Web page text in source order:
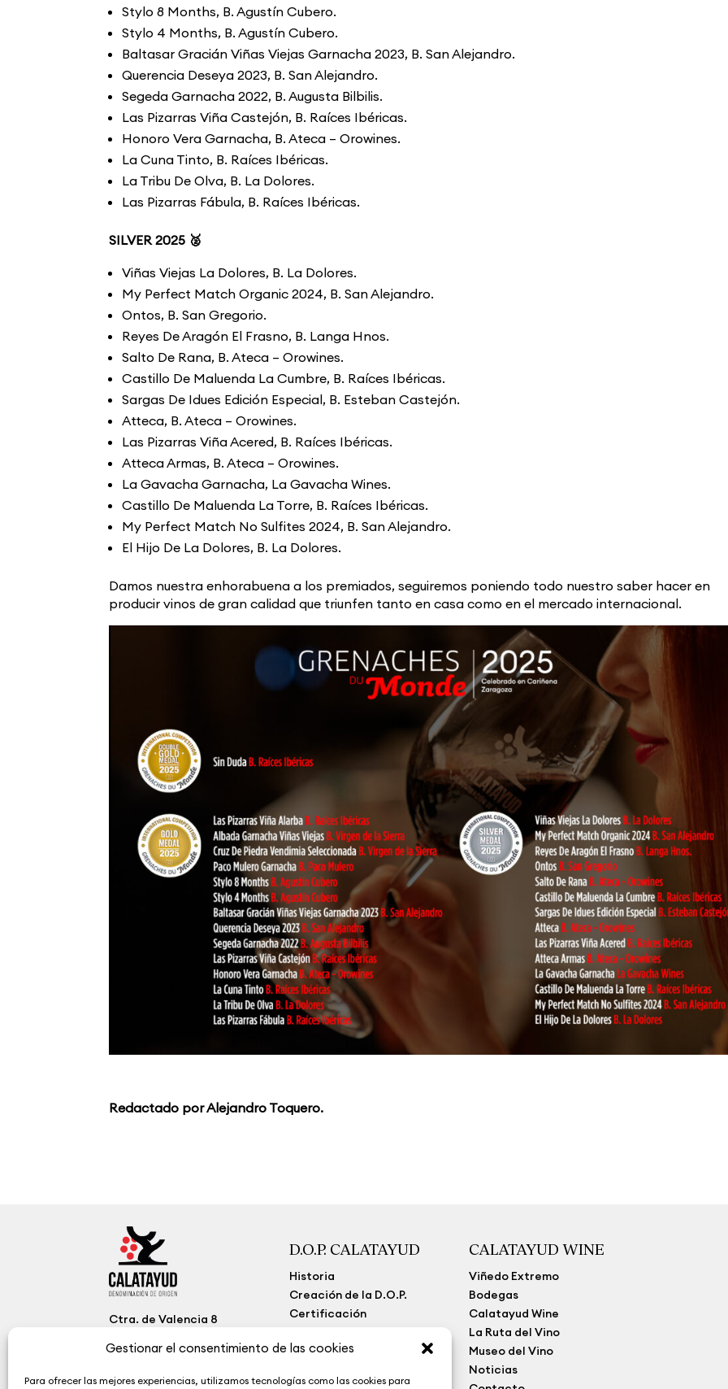
Gestionar el consentimiento de las cookies
Para ofrecer las mejores experiencias, utilizamos tecnologías como las cookies para
Stylo 8 Months, B. Agustín Cubero.
Stylo 4 Months, B. Agustín Cubero.
Baltasar Gracián Viñas Viejas Garnacha 2023, B. San Alejandro.
Querencia Deseya 2023, B. San Alejandro.
Segeda Garnacha 2022, B. Augusta Bilbilis.
Las Pizarras Viña Castejón, B. Raíces Ibéricas.
Honoro Vera Garnacha, B. Ateca – Orowines.
La Cuna Tinto, B. Raíces Ibéricas.
La Tribu De Olva, B. La Dolores.
Las Pizarras Fábula, B. Raíces Ibéricas.
SILVER 2025 🥈
Viñas Viejas La Dolores, B. La Dolores.
My Perfect Match Organic 2024, B. San Alejandro.
Ontos, B. San Gregorio.
Reyes De Aragón El Frasno, B. Langa Hnos.
Salto De Rana, B. Ateca – Orowines.
Castillo De Maluenda La Cumbre, B. Raíces Ibéricas.
Sargas De Idues Edición Especial, B. Esteban Castejón.
Atteca, B. Ateca – Orowines.
Las Pizarras Viña Acered, B. Raíces Ibéricas.
Atteca Armas, B. Ateca – Orowines.
La Gavacha Garnacha, La Gavacha Wines.
Castillo De Maluenda La Torre, B. Raíces Ibéricas.
My Perfect Match No Sulfites 2024, B. San Alejandro.
El Hijo De La Dolores, B. La Dolores.
Damos nuestra enhorabuena a los premiados, seguiremos poniendo todo nuestro saber hacer en
producir vinos de gran calidad que triunfen tanto en casa como en el mercado internacional.
Redactado por Alejandro Toquero.
Ctra. de Valencia 8
Zaragoza (España)
contacto@calatayudwine.
D.O.P. CALATAYUD
Historia
Creación de la D.O.P.
Certificación
Organigrama
CALATAYUD WINE
Viñedo Extremo
Bodegas
Calatayud Wine
La Ruta del Vino
Museo del Vino
Noticias